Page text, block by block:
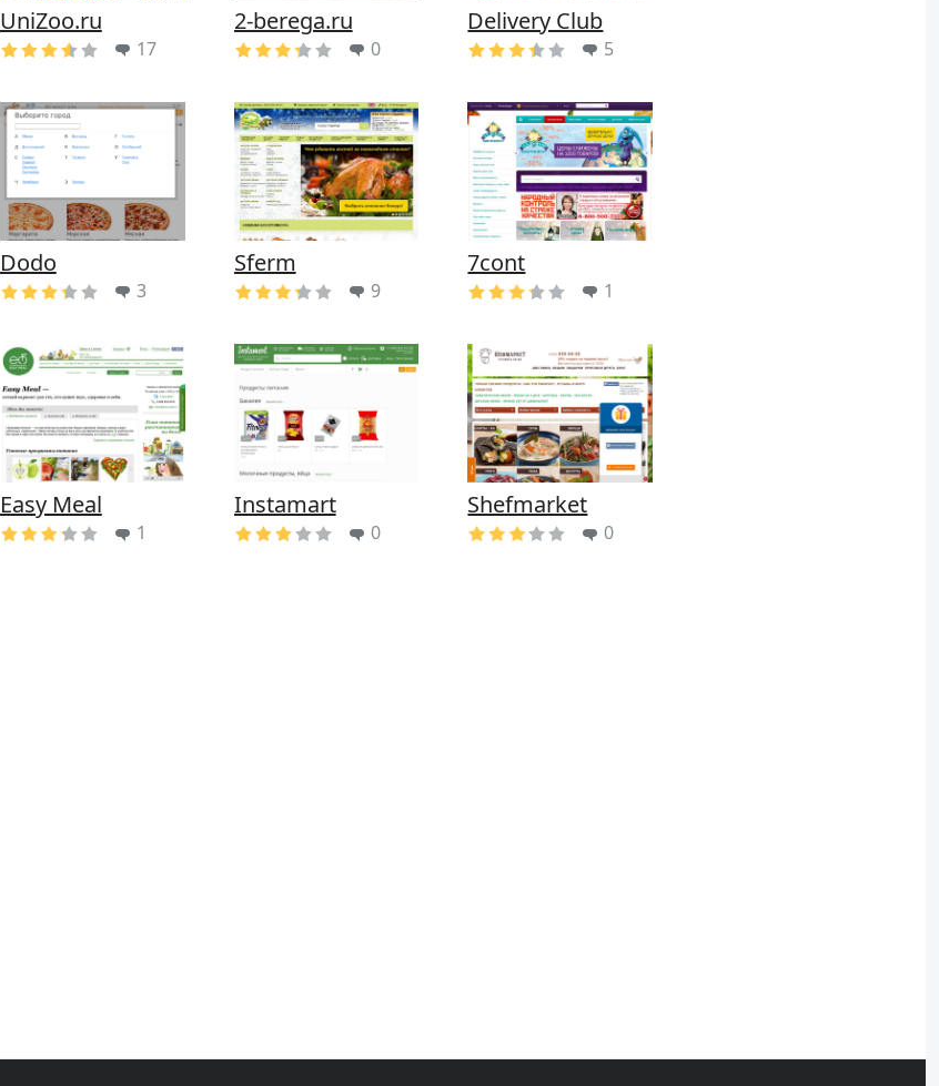
UniZoo.ru
17
2-berega.ru
0
Delivery Club
5
Dodo
3
Sferm
9
7cont
1
Easy Meal
1
Instamart
0
Shefmarket
0